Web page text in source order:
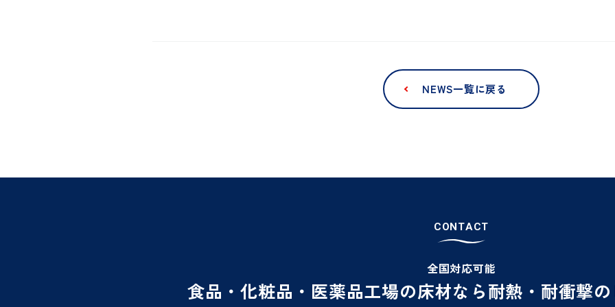
NEWS一覧に戻る
CONTACT
全国対応可能
食品・化粧品・医薬品工場の床材なら耐熱・耐衝撃